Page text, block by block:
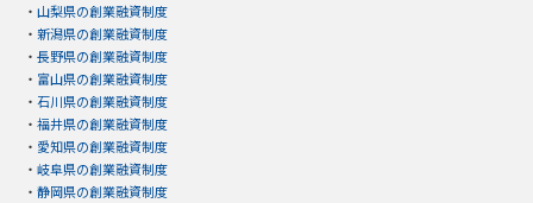
・ 山梨県の創業融資制度
・ 新潟県の創業融資制度
・ 長野県の創業融資制度
・ 富山県の創業融資制度
・ 石川県の創業融資制度
・ 福井県の創業融資制度
・ 愛知県の創業融資制度
・ 岐阜県の創業融資制度
・ 静岡県の創業融資制度